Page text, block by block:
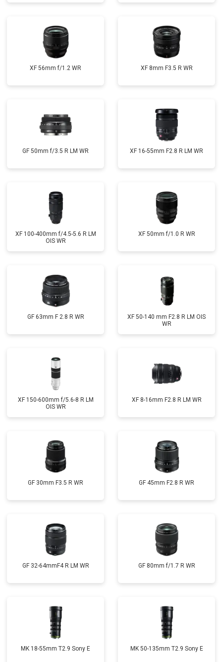
XF 56mm f/1.2 WR XF 8mm F3.5 R WR
GF 50mm f/3.5 R LM WR XF 16-55mm F2.8 R LM WR
XF 100-400mm f/4.5-5.6 R LM
OIS WR
XF 50mm f/1.0 R WR
GF 63mm F 2.8 R WR
XF 50-140 mm F2.8 R LM OIS
WR
XF 150-600mm f/5.6-8 R LM
OIS WR
XF 8-16mm F2.8 R LM WR
GF 30mm F3.5 R WR GF 45mm F2.8 R WR
GF 32-64mmF4 R LM WR GF 80mm f/1.7 R WR
MK 18-55mm T2.9 Sony E MK 50-135mm T2.9 Sony E